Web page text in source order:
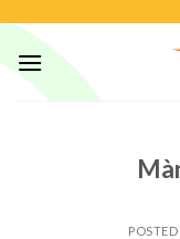
content